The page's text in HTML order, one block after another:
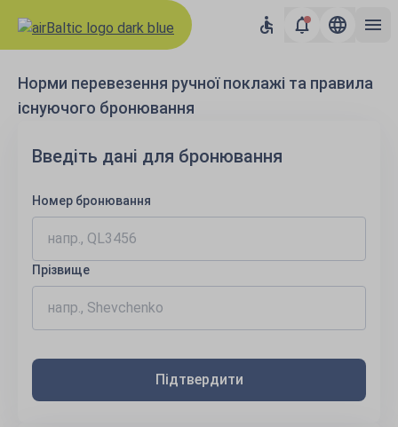
Норми перевезення ручної поклажі та правила
існуючого бронювання
Введіть дані для бронювання
Номер бронювання
Прізвище
Підтвердити